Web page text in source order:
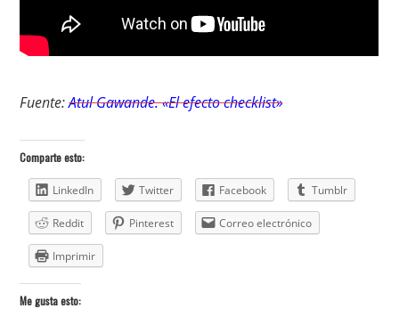
Fuente:Atul Gawande. «El efecto checklist»
Comparte esto:
LinkedIn Twitter Facebook Tumblr
Reddit Pinterest Correo electrónico
Imprimir
Me gusta esto: